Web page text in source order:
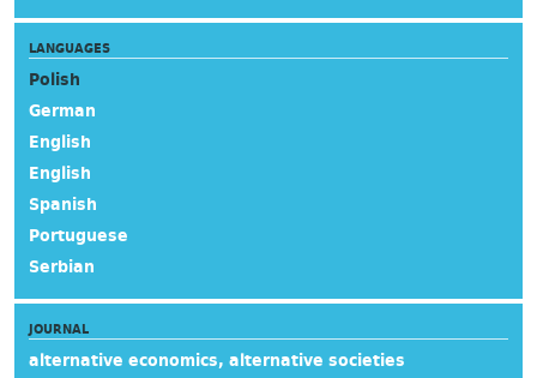
LANGUAGES
Polish
German
English
English
Spanish
Portuguese
Serbian
JOURNAL
alternative economics, alternative societies